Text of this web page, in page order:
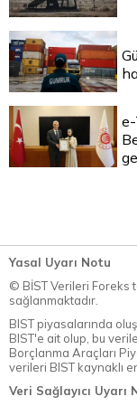
Yasal Uyarı Notu
© BİST Verileri Foreks
sağlanmaktadır.
BIST piyasalarında
BIST'e ait olup, bu
Borçlanma Araçları
verileri BIST kaynaklı
Veri Sağlayıcı Uyarı